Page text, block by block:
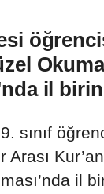
il
sınıf
Arası
il